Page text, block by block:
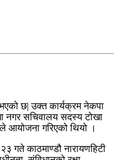
छ| उक्त कार्यक्रम नेकपा
नगर सचिवालय सदस्य टोखा
आयोजना गरिएको थियो ।
गते काठमाण्डौ नारायणहिटी